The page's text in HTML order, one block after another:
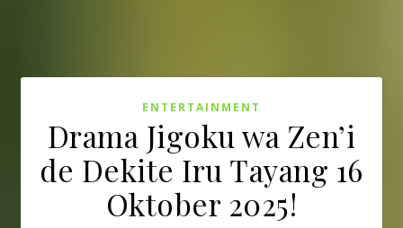
ENTERTAINMENT
Drama Jigoku wa Zen’i
de Dekite Iru Tayang 16
Oktober 2025!